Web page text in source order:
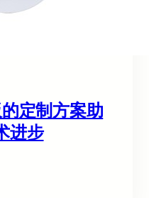
定制方案助
进步